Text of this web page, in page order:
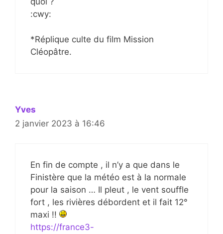
:cwy:
*Réplique culte du film Mission
Cléopâtre.
Yves
2 janvier 2023 à 16:46
En fin de compte , il n’y a que dans le
Finistère que la météo est à la normale
pour la saison … Il pleut , le vent souffle
fort , les rivières débordent et il fait 12°
maxi !!
https://france3-